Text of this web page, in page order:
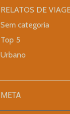
RELATOS DE
Sem categoria
Top 5
Urbano
META